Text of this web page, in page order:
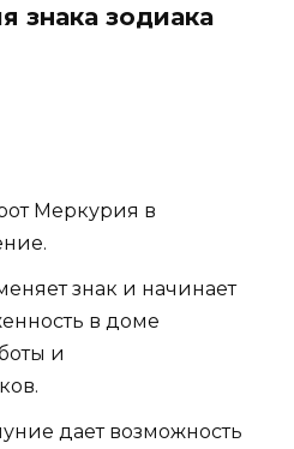
знака зодиака
Меркурия в
знак и начинает
в доме
и
дает возможность